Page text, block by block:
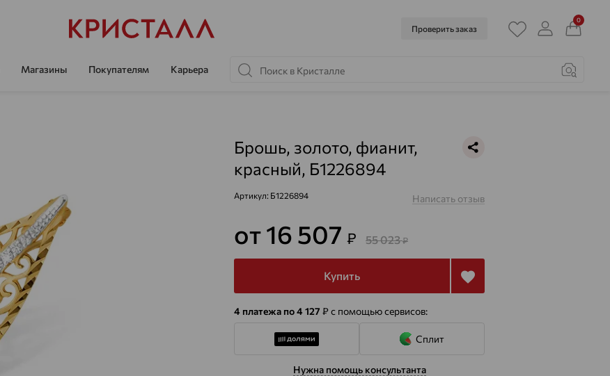
Проверить заказ
0
Магазины Покупателям Карьера
Брошь, золото, фианит,
красный, Б1226894
Артикул: Б1226894 Написать отзыв
от 16 507 ₽ 55 023₽
Купить
4 платежа по 4 127 ₽с помощью сервисов:
Сплит
Нужна помощь консультанта